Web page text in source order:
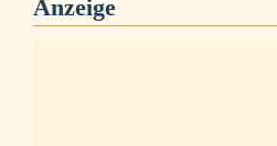
Anzeige